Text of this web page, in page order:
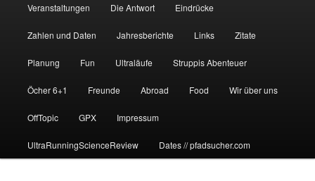
Veranstaltungen Die Antwort Eindrücke
Zahlen und Daten Jahresberichte Links Zitate
Planung Fun Ultraläufe Struppis Abenteuer
Öcher 6+1 Freunde Abroad Food Wir über uns
OffTopic GPX Impressum
UltraRunningScienceReview Dates // pfadsucher.com